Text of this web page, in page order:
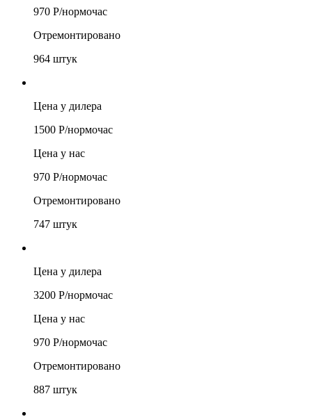
970 Р/нормочас
Отремонтировано
964 штук
Цена у дилера
1500 Р/нормочас
Цена у нас
970 Р/нормочас
Отремонтировано
747 штук
Цена у дилера
3200 Р/нормочас
Цена у нас
970 Р/нормочас
Отремонтировано
887 штук